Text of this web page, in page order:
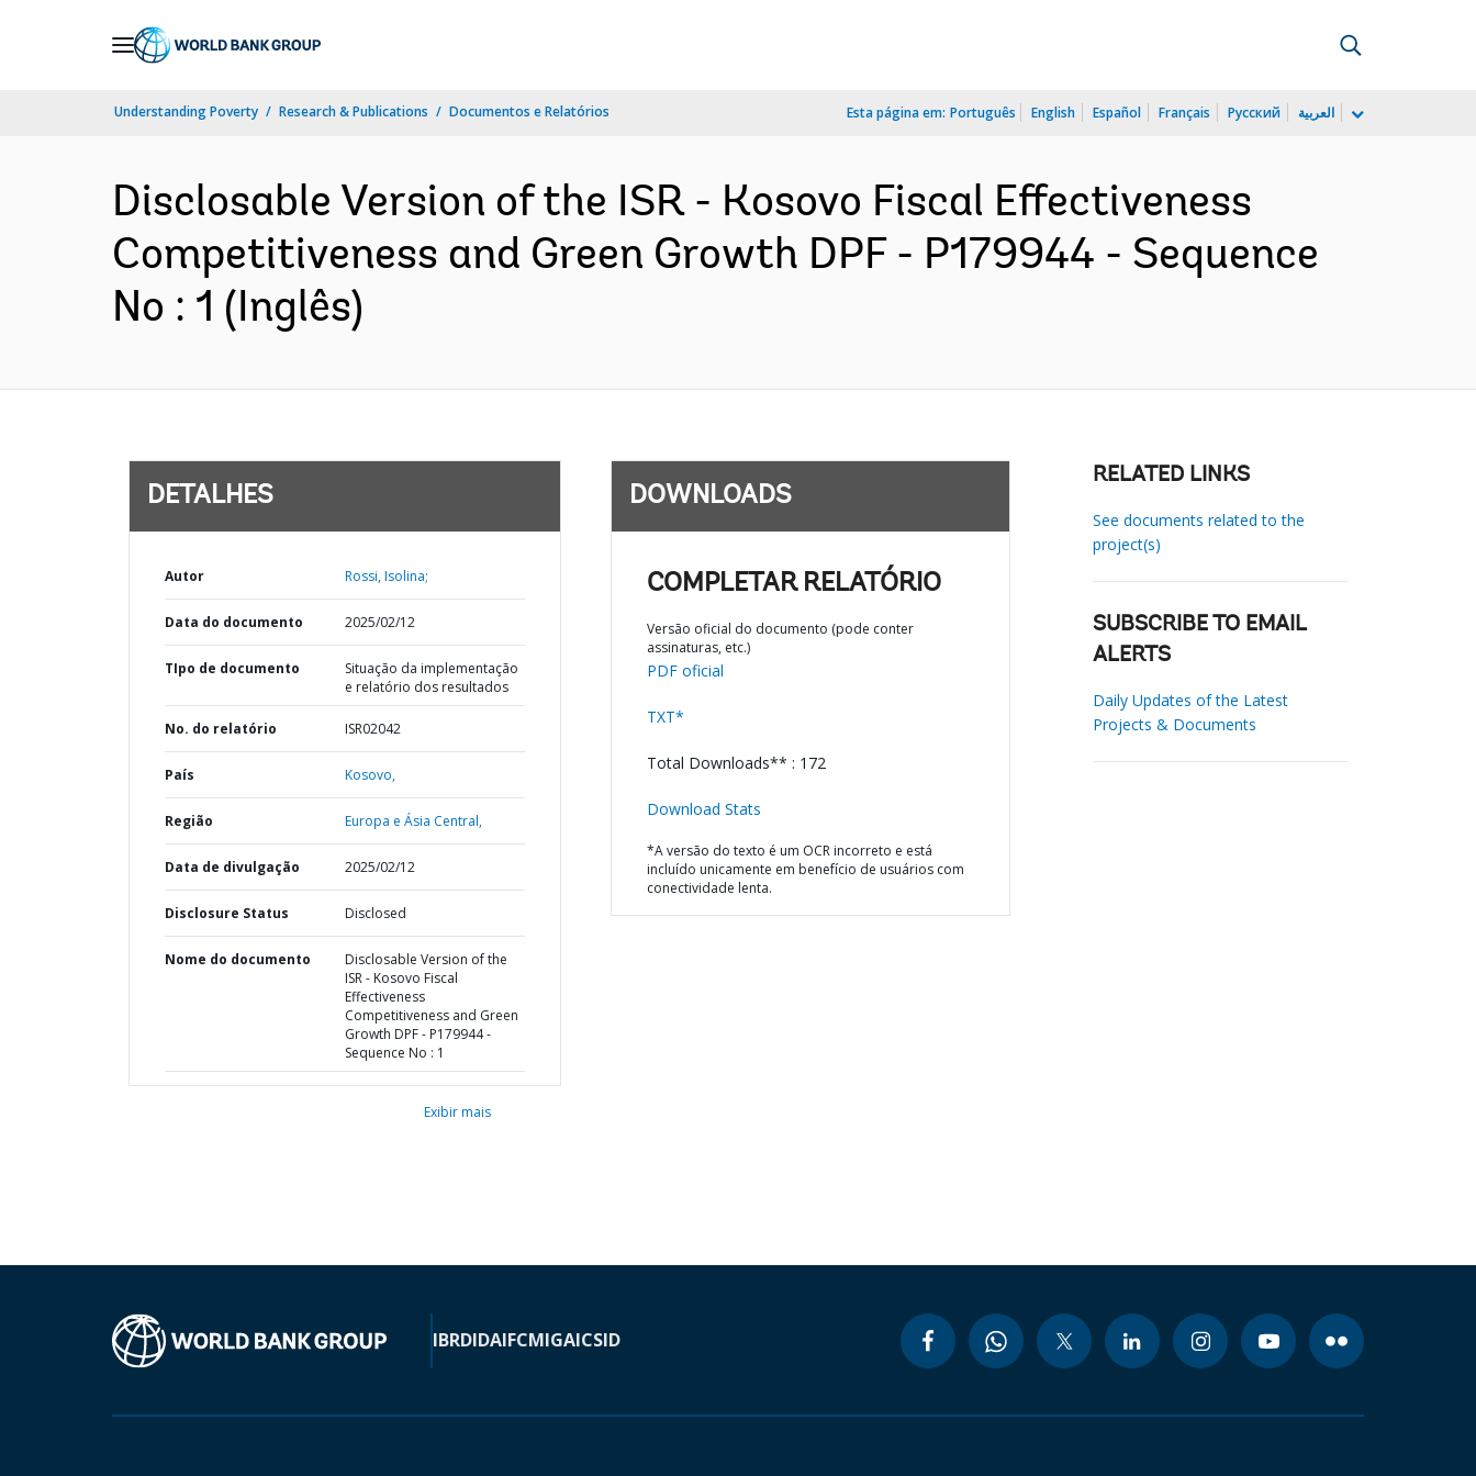
Understanding Poverty Research & Publications Documentos e Relatórios Esta página em: Português English Español Français Русский العربية
Disclosable Version of the ISR - Kosovo Fiscal Effectiveness
Competitiveness and Green Growth DPF - P179944 - Sequence
No : 1 (Inglês)
DETALHES
Autor Rossi, Isolina;
Data do documento 2025/02/12
TIpo de documento
Situação da implementação
e relatório dos resultados
No. do relatório ISR02042
País Kosovo,
Região Europa e Ásia Central,
Data de divulgação 2025/02/12
Disclosure Status Disclosed
Nome do documento
Disclosable Version of the
ISR - Kosovo Fiscal
Effectiveness
Competitiveness and Green
Growth DPF - P179944 -
Sequence No : 1
Exibir mais
DOWNLOADS
COMPLETAR RELATÓRIO
Versão oficial do documento (pode conter
assinaturas, etc.)
PDF oficial
TXT*
Total Downloads** : 172
Download Stats
*A versão do texto é um OCR incorreto e está
incluído unicamente em benefício de usuários com
conectividade lenta.
RELATED LINKS
See documents related to the
project(s)
SUBSCRIBE TO EMAIL
ALERTS
Daily Updates of the Latest
Projects & Documents
IBRDIDAIFCMIGAICSID